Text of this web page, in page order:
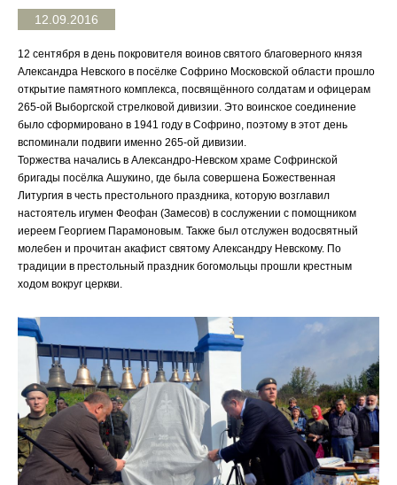
12.09.2016
12 сентября в день покровителя воинов святого благоверного князя
Александра Невского в посёлке Софрино Московской области прошло
открытие памятного комплекса, посвящённого солдатам и офицерам
265-ой Выборгской стрелковой дивизии. Это воинское соединение
было сформировано в 1941 году в Софрино, поэтому в этот день
вспоминали подвиги именно 265-ой дивизии.
Торжества начались в Александро-Невском храме Софринской
бригады посёлка Ашукино, где была совершена Божественная
Литургия в честь престольного праздника, которую возглавил
настоятель игумен Феофан (Замесов) в сослужении с помощником
иереем Георгием Парамоновым. Также был отслужен водосвятный
молебен и прочитан акафист святому Александру Невскому. По
традиции в престольный праздник богомольцы прошли крестным
ходом вокруг церкви.